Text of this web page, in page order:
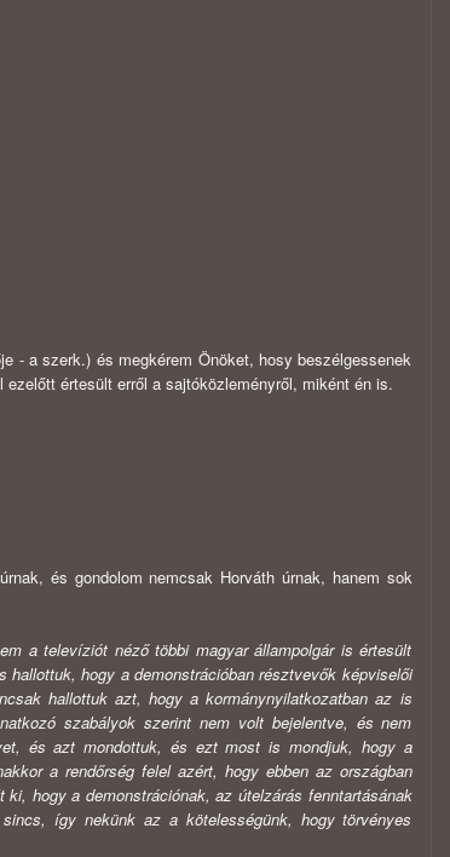
- a szerk.) és megkérem Önöket, hosy beszélgessenek
értesült erről a sajtóközleményről, miként én is.
és gondolom nemcsak Horváth úrnak, hanem sok
a televíziót néző többi magyar állampolgár is értesült
hogy a demonstrációban résztvevők képviselői
hallottuk azt, hogy a kormánynyilatkozatban az is
szabályok szerint nem volt be­jelentve, és nem
és azt mondottuk, és ezt most is mondjuk, hogy a
a rendőrség felel azért, hogy ebben az országban
hogy a de­monstrációnak, az útelzárás fenntartásának
így nekünk az a kötelessé­günk, hogy törvényes